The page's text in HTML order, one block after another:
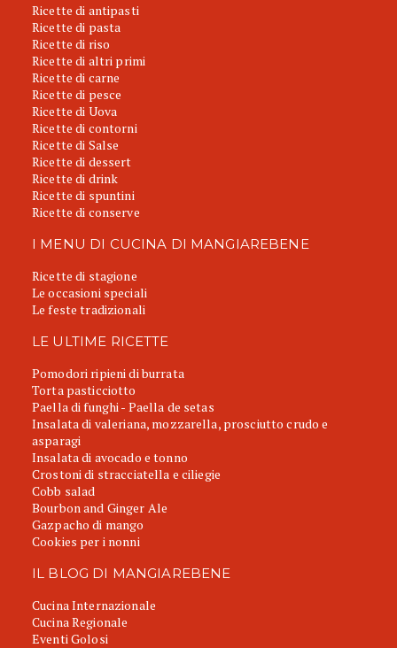
Ricette di antipasti
Ricette di pasta
Ricette di riso
Ricette di altri primi
Ricette di carne
Ricette di pesce
Ricette di Uova
Ricette di contorni
Ricette di Salse
Ricette di dessert
Ricette di drink
Ricette di spuntini
Ricette di conserve
I MENU DI CUCINA DI MANGIAREBENE
Ricette di stagione
Le occasioni speciali
Le feste tradizionali
LE ULTIME RICETTE
Pomodori ripieni di burrata
Torta pasticciotto
Paella di funghi - Paella de setas
Insalata di valeriana, mozzarella, prosciutto crudo e
asparagi
Insalata di avocado e tonno
Crostoni di stracciatella e ciliegie
Cobb salad
Bourbon and Ginger Ale
Gazpacho di mango
Cookies per i nonni
IL BLOG DI MANGIAREBENE
Cucina Internazionale
Cucina Regionale
Eventi Golosi